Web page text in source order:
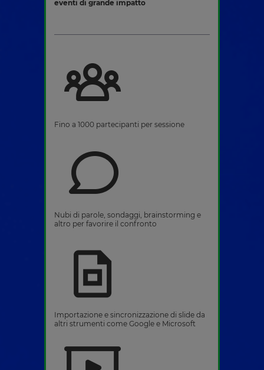
eventi di grande impatto
Fino a 1000 partecipanti per sessione
Nubi di parole, sondaggi, brainstorming e
altro per favorire il confronto
Importazione e sincronizzazione di slide da
altri strumenti come Google e Microsoft